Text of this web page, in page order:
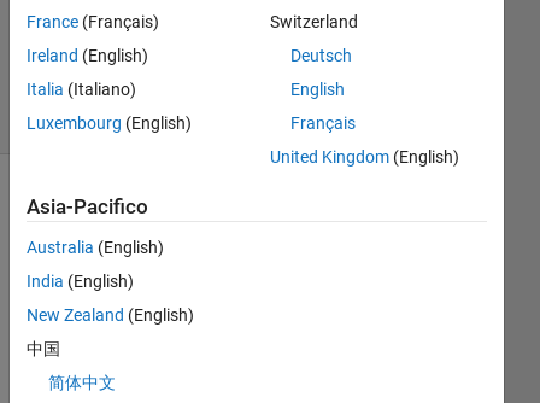
8 Nov
35
Visualizzazioni
(30 giorni)
France (Français)
Ireland (English)
Italia (Italiano)
Luxembourg (English)
Switzerland
Deutsch
English
Français
United Kingdom(English)
Asia-Pacifico
Australia (English)
India (English)
New Zealand (English)
中国
简体中文